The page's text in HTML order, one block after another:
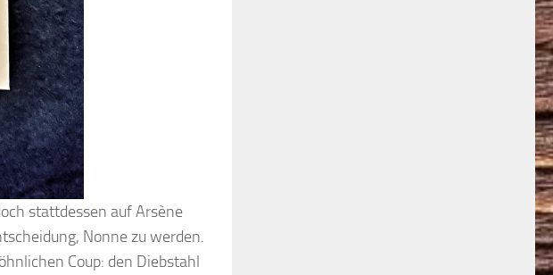
stattdessen auf Arsène
Nonne zu werden.
Coup: den Diebstahl